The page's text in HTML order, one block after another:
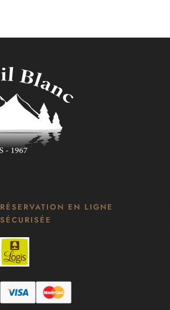
RÉSERVATION EN LIGNE
SÉCURISÉE